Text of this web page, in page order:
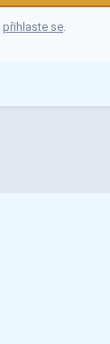
přihlaste se.